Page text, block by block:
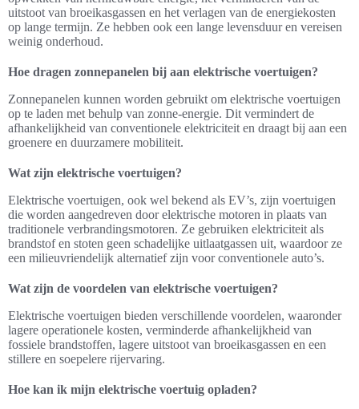
uitstoot van broeikasgassen en het verlagen van de energiekosten
op lange termijn. Ze hebben ook een lange levensduur en vereisen
weinig onderhoud.
Hoe dragen zonnepanelen bij aan elektrische voertuigen?
Zonnepanelen kunnen worden gebruikt om elektrische voertuigen
op te laden met behulp van zonne-energie. Dit vermindert de
afhankelijkheid van conventionele elektriciteit en draagt bij aan een
groenere en duurzamere mobiliteit.
Wat zijn elektrische voertuigen?
Elektrische voertuigen, ook wel bekend als EV’s, zijn voertuigen
die worden aangedreven door elektrische motoren in plaats van
traditionele verbrandingsmotoren. Ze gebruiken elektriciteit als
brandstof en stoten geen schadelijke uitlaatgassen uit, waardoor ze
een milieuvriendelijk alternatief zijn voor conventionele auto’s.
Wat zijn de voordelen van elektrische voertuigen?
Elektrische voertuigen bieden verschillende voordelen, waaronder
lagere operationele kosten, verminderde afhankelijkheid van
fossiele brandstoffen, lagere uitstoot van broeikasgassen en een
stillere en soepelere rijervaring.
Hoe kan ik mijn elektrische voertuig opladen?